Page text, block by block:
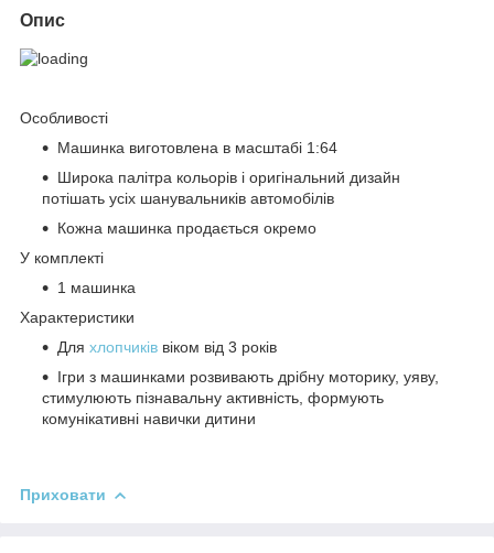
Опис
Особливості
Машинка виготовлена в масштабі 1:64
Широка палітра кольорів і оригінальний дизайн
потішать усіх шанувальників автомобілів
Кожна машинка продається окремо
У комплекті
1 машинка
Характеристики
Для хлопчиків віком від 3 років
Ігри з машинками розвивають дрібну моторику, уяву,
стимулюють пізнавальну активність, формують
комунікативні навички дитини
Приховати